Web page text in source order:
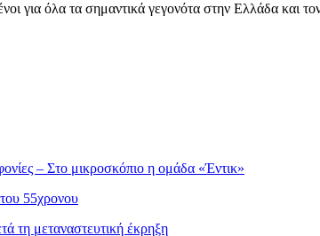
για όλα τα σημαντικά γεγονότα στην Ελλάδα και
– Στο μικροσκόπιο η ομάδα «Έντικ»
55χρονου
τη μεταναστευτική έκρηξη